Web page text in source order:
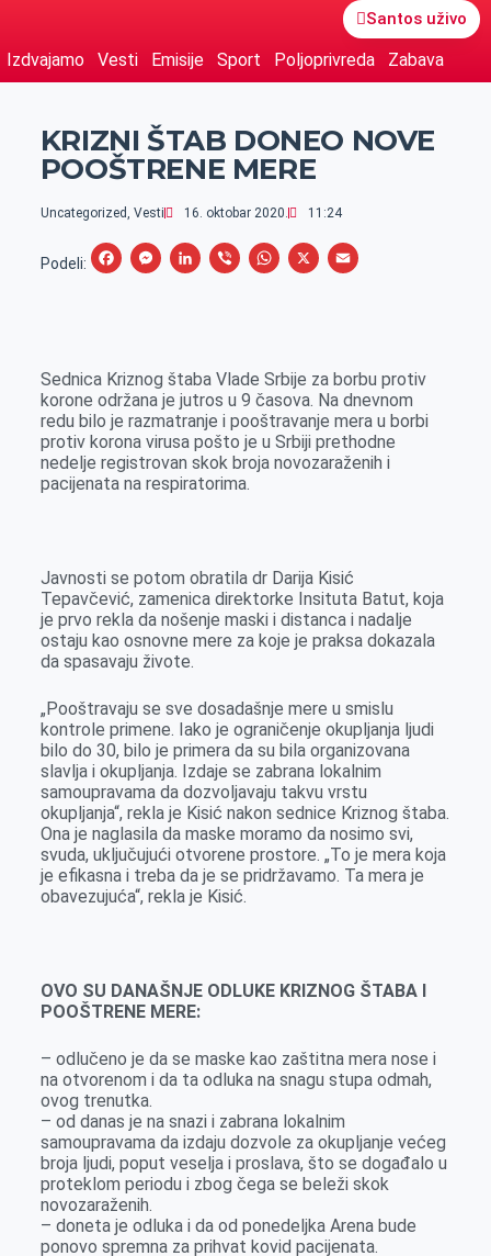
Santos uživo
Izdvajamo Vesti Emisije Sport Poljoprivreda Zabava
KRIZNI ŠTAB DONEO NOVE
POOŠTRENE MERE
Uncategorized, Vesti 16. oktobar 2020. 11:24
Podeli:
F
b
o
o
k
M
e
n
g
e
L
e
d
I
n
V
r
W
s
A
p
p
X
E
l
Sednica Kriznog štaba Vlade Srbije za borbu protiv
korone održana je jutros u 9 časova. Na dnevnom
redu bilo je razmatranje i pooštravanje mera u borbi
protiv korona virusa pošto je u Srbiji prethodne
nedelje registrovan skok broja novozaraženih i
pacijenata na respiratorima.
Javnosti se potom obratila dr Darija Kisić
Tepavčević, zamenica direktorke Insituta Batut, koja
je prvo rekla da nošenje maski i distanca i nadalje
ostaju kao osnovne mere za koje je praksa dokazala
da spasavaju živote.
„Pooštravaju se sve dosadašnje mere u smislu
kontrole primene. Iako je ograničenje okupljanja ljudi
bilo do 30, bilo je primera da su bila organizovana
slavlja i okupljanja. Izdaje se zabrana lokalnim
samoupravama da dozvoljavaju takvu vrstu
okupljanja“, rekla je Kisić nakon sednice Kriznog štaba.
Ona je naglasila da maske moramo da nosimo svi,
svuda, uključujući otvorene prostore. „To je mera koja
je efikasna i treba da je se pridržavamo. Ta mera je
obavezujuća“, rekla je Kisić.
OVO SU DANAŠNJE ODLUKE KRIZNOG ŠTABA I
POOŠTRENE MERE:
– odlučeno je da se maske kao zaštitna mera nose i
na otvorenom i da ta odluka na snagu stupa odmah,
ovog trenutka.
– od danas je na snazi i zabrana lokalnim
samoupravama da izdaju dozvole za okupljanje većeg
broja ljudi, poput veselja i proslava, što se događalo u
proteklom periodu i zbog čega se beleži skok
novozaraženih.
– doneta je odluka i da od ponedeljka Arena bude
ponovo spremna za prihvat kovid pacijenata.